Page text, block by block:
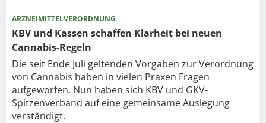
ARZNEIMITTELVERORDNUNG
KBV und Kassen schaffen Klarheit bei neuen
Cannabis-Regeln
Die seit Ende Juli geltenden Vorgaben zur Verordnung
von Cannabis haben in vielen Praxen Fragen
aufgeworfen. Nun haben sich KBV und GKV-
Spitzenverband auf eine gemeinsame Auslegung
verständigt.